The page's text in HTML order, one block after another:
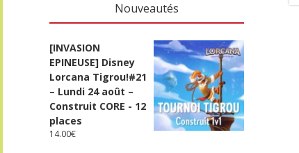
Nouveautés
[INVASION
EPINEUSE] Disney
Lorcana Tigrou!#21
– Lundi 24 août –
Construit CORE - 12
places
14.00€